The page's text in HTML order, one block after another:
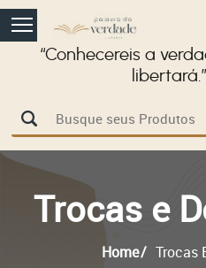
“Conhecereis a
libertará.”
Trocas e
Home Trocas